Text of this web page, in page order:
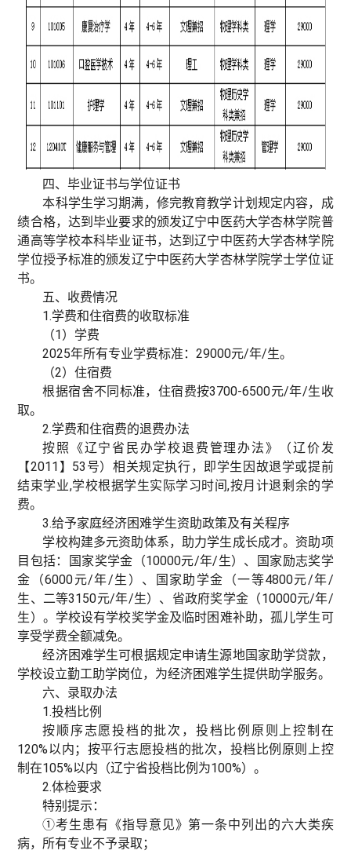
四、毕业证书与学位证书
本科学生学习期满，修完教育教学计划规定内容，成
绩合格，达到毕业要求的颁发辽宁中医药大学杏林学院普
通高等学校本科毕业证书，达到辽宁中医药大学杏林学院
学位授予标准的颁发辽宁中医药大学杏林学院学士学位证
书。
五、收费情况
1.学费和住宿费的收取标准
（1）学费
2025年所有专业学费标准：29000元/年/生。
（2）住宿费
根据宿舍不同标准，住宿费按3700-6500元/年/生收
取。
2.学费和住宿费的退费办法
按照《辽宁省民办学校退费管理办法》（辽价发
【2011】53号）相关规定执行，即学生因故退学或提前
结束学业,学校根据学生实际学习时间,按月计退剩余的学
费。
3.给予家庭经济困难学生资助政策及有关程序
学校构建多元资助体系，助力学生成长成才。资助项
目包括：国家奖学金（10000元/年/生）、国家励志奖学
金（6000元/年/生）、国家助学金（一等4800元/年/
生、二等3150元/年/生）、省政府奖学金（10000元/年/
生）。学校设有学校奖学金及临时困难补助，孤儿学生可
享受学费全额减免。
经济困难学生可根据规定申请生源地国家助学贷款，
学校设立勤工助学岗位，为经济困难学生提供助学服务。
六、录取办法
1.投档比例
按顺序志愿投档的批次，投档比例原则上控制在
120%以内；按平行志愿投档的批次，投档比例原则上控
制在105%以内（辽宁省投档比例为100%）。
2.体检要求
特别提示：
①考生患有《指导意见》第一条中列出的六大类疾
病，所有专业不予录取；